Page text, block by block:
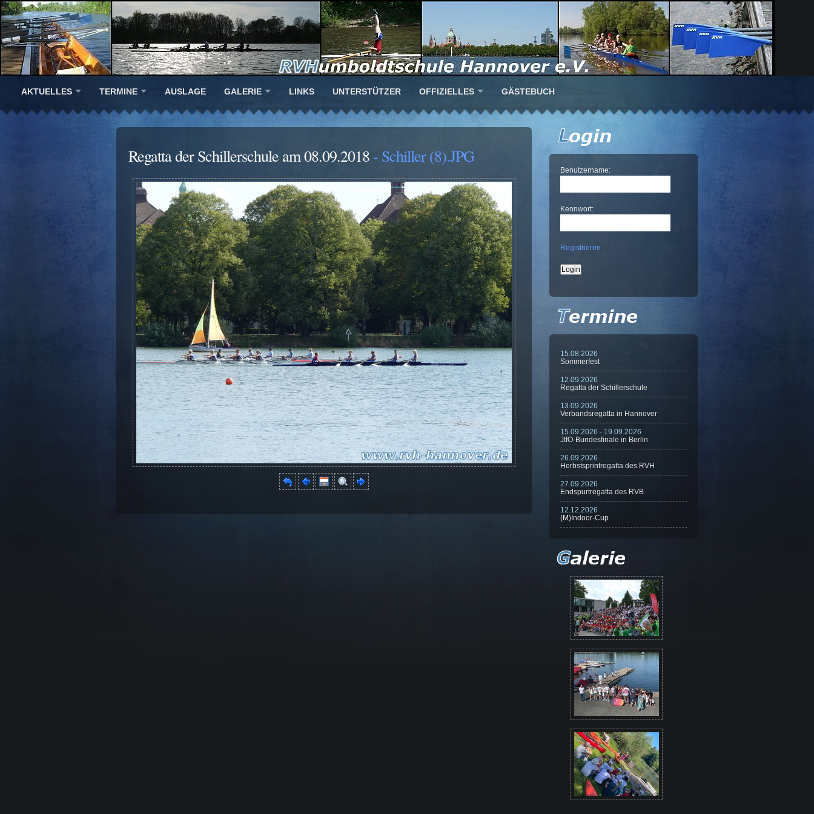
AKTUELLES TERMINE AUSLAGE GALERIE LINKS UNTERSTÜTZER OFFIZIELLES GÄSTEBUCH
Regatta der Schillerschule am 08.09.2018 - Schiller (8).JPG
Benutzername:
Kennwort:
Registrieren
15.08.2026
Sommerfest
12.09.2026
Regatta der Schillerschule
13.09.2026
Verbandsregatta in Hannover
15.09.2026 - 19.09.2026
JtfO-Bundesfinale in Berlin
26.09.2026
Herbstsprintregatta des RVH
27.09.2026
Endspurtregatta des RVB
12.12.2026
(M)Indoor-Cup